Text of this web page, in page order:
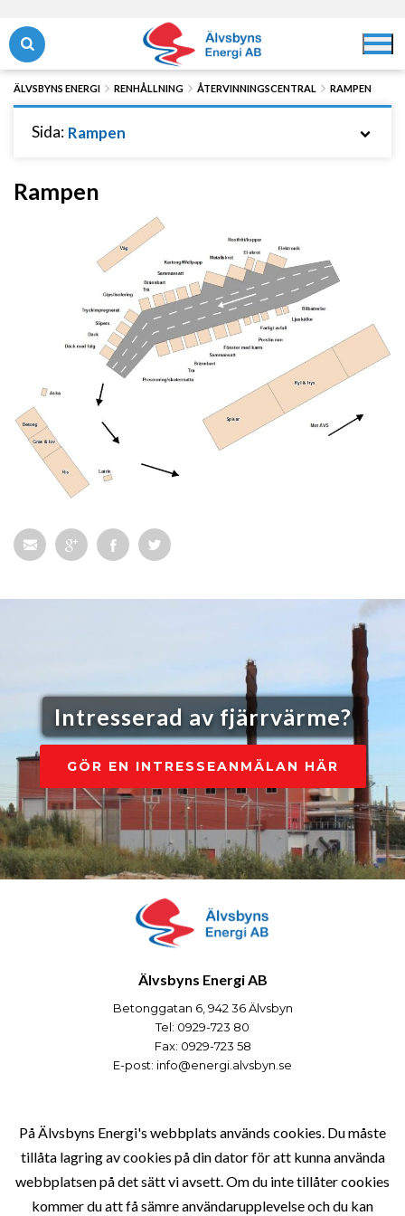
Hoppa
till
innehåll
Hoppa
till
navigering
Öppna/stäng sök
ÄLVSBYNS ENERGI RENHÅLLNING ÅTERVINNINGSCENTRAL RAMPEN
Rampen
Sida: Rampen
Intresserad av fjärrvärme?
GÖR EN INTRESSEANMÄLAN HÄR
Älvsbyns Energi AB
Betonggatan 6, 942 36 Älvsbyn
Tel: 0929-723 80
Fax: 0929-723 58
E-post: info@energi.alvsbyn.se
Verksamheter
På Älvsbyns Energi's webbplats används cookies. Du måste
tillåta lagring av cookies på din dator för att kunna använda
webbplatsen på det sätt vi avsett. Om du inte tillåter cookies
kommer du att få sämre användarupplevelse och du kan